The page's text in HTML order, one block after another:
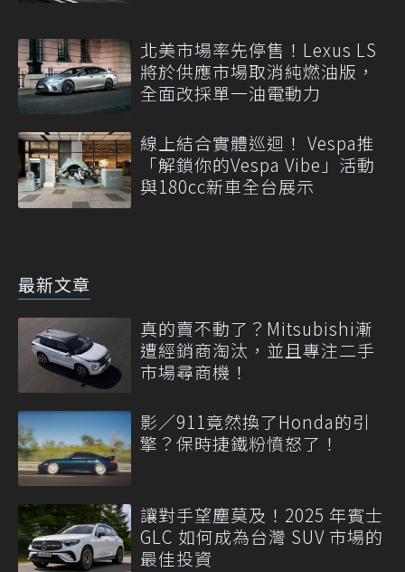
北美市場率先停售！Lexus LS
將於供應市場取消純燃油版，
全面改採單一油電動力
線上結合實體巡迴！ Vespa推
「解鎖你的Vespa Vibe」活動
與180cc新車全台展示
最新文章
真的賣不動了？Mitsubishi漸
遭經銷商淘汰，並且專注二手
市場尋商機！
影／911竟然換了Honda的引
擎？保時捷鐵粉憤怒了！
讓對手望塵莫及！2025 年賓士
GLC 如何成為台灣 SUV 市場的
最佳投資